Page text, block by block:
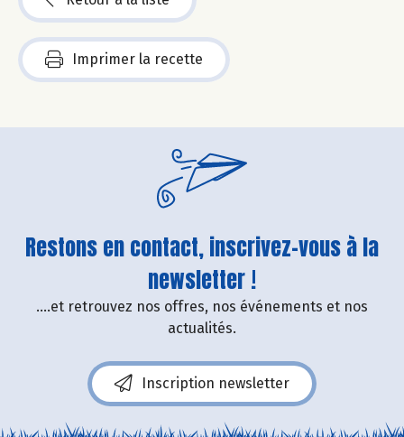
Imprimer la recette
Restons en contact, inscrivez-vous à la
newsletter !
....et retrouvez nos offres, nos événements et nos
actualités.
Inscription newsletter